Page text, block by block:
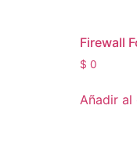
Firewall
$ 0
Añadir al